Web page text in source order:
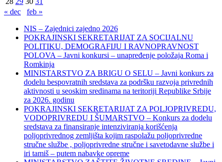
« dec
feb »
NIS – Zajednici zajedno 2026
POKRAJINSKI SEKRETARIJAT ZA SOCIJALNU
POLITIKU, DEMOGRAFIJU I RAVNOPRAVNOST
POLOVA – Javni konkursi – unapređenje položaja Roma i
Romkinja
MINISTARSTVO ZA BRIGU O SELU – Javni konkurs za
dodelu bespovratnih sredstava za podršku razvoja privrednih
aktivnosti u seoskim sredinama na teritoriji Republike Srbije
za 2026. godinu
POKRAJINSKI SEKRETARIJAT ZA POLJOPRIVREDU,
VODOPRIVREDU I ŠUMARSTVO – Konkurs za dodelu
sredstava za finansiranje intenziviranja korišćenja
poljoprivrednog zemljišta kojim raspolažu poljoprivredne
stručne službe , poljoprivredne stručne i savetodavne službe i
iri tamiš ‒ putem nabavke opreme